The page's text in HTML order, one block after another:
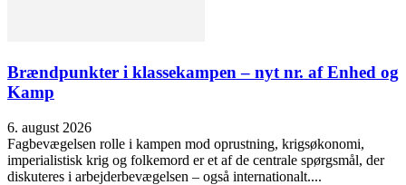
Brændpunkter i klassekampen – nyt nr. af Enhed og
Kamp
6. august 2026
Fagbevægelsen rolle i kampen mod oprustning, krigsøkonomi,
imperialistisk krig og folkemord er et af de centrale spørgsmål, der
diskuteres i arbejderbevægelsen – også internationalt....